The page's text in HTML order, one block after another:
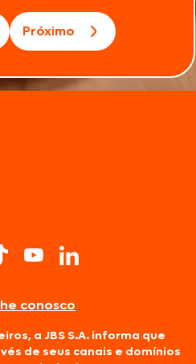
Próximo
conosco
a JBS S.A. informa que
de seus canais e domínios